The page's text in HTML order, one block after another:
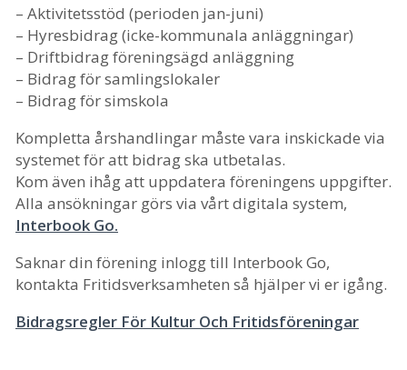
– Aktivitetsstöd (perioden jan-juni)
– Hyresbidrag (icke-kommunala anläggningar)
– Driftbidrag föreningsägd anläggning
– Bidrag för samlingslokaler
– Bidrag för simskola
Kompletta årshandlingar måste vara inskickade via
systemet för att bidrag ska utbetalas.
Kom även ihåg att uppdatera föreningens uppgifter.
Alla ansökningar görs via vårt digitala system,
Interbook Go.
Saknar din förening inlogg till Interbook Go,
kontakta Fritidsverksamheten så hjälper vi er igång.
Bidragsregler För Kultur Och Fritidsföreningar